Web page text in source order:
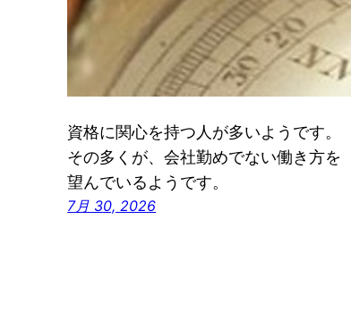
資格に関心を持つ人が多いようです。
その多くが、会社勤めでない働き方を
望んでいるようです。
7月 30, 2026